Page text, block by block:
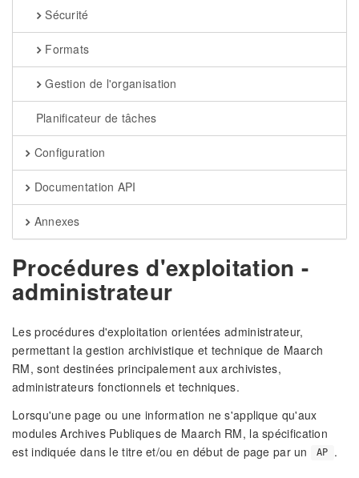
Sécurité
Formats
Gestion de l'organisation
Planificateur de tâches
Configuration
Documentation API
Annexes
Procédures d'exploitation -
administrateur
Les procédures d'exploitation orientées administrateur,
permettant la gestion archivistique et technique de Maarch
RM, sont destinées principalement aux archivistes,
administrateurs fonctionnels et techniques.
Lorsqu'une page ou une information ne s'applique qu'aux
modules Archives Publiques de Maarch RM, la spécification
est indiquée dans le titre et/ou en début de page par un
AP .